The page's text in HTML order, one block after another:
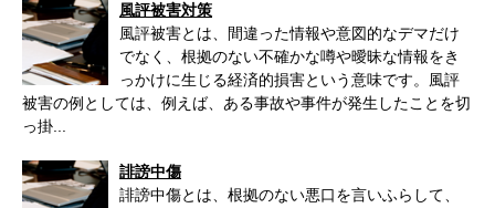
風評被害対策
風評被害とは、間違った情報や意図的なデマだけ
でなく、根拠のない不確かな噂や曖昧な情報をき
っかけに生じる経済的損害という意味です。風評
被害の例としては、例えば、ある事故や事件が発生したことを切
っ掛...
誹謗中傷
誹謗中傷とは、根拠のない悪口を言いふらして、